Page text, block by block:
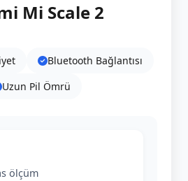
Mi Scale 2
Bluetooth Bağlantısı
Uzun Pil Ömrü
ölçüm